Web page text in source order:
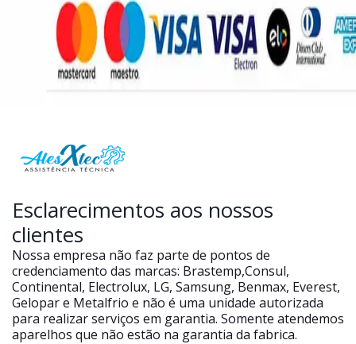
Esclarecimentos aos nossos
clientes
Nossa empresa não faz parte de pontos de
credenciamento das marcas: Brastemp,Consul,
Continental, Electrolux, LG, Samsung, Benmax, Everest,
Gelopar e Metalfrio e não é uma unidade autorizada
para realizar serviços em garantia. Somente atendemos
aparelhos que não estão na garantia da fabrica.